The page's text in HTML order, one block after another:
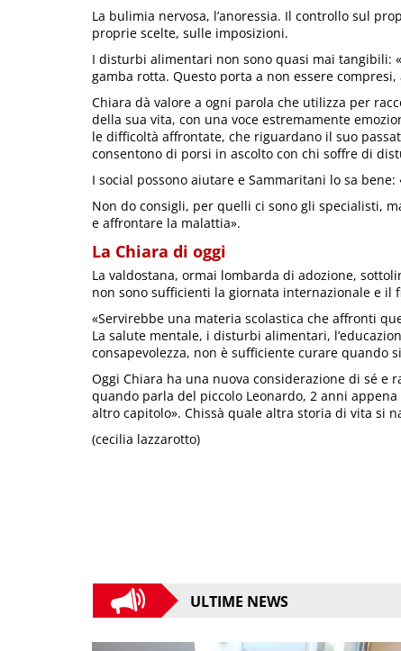
La bulimia nervosa, l’anoressia. Il controllo sul
proprie scelte, sulle imposizioni.
I disturbi alimentari non sono quasi mai tangibili:
gamba rotta. Questo porta a non essere
Chiara dà valore a ogni parola che utilizza per
della sua vita, con una voce estremamente
le difficoltà affrontate, che riguardano il suo
consentono di porsi in ascolto con chi soffre di
I social possono aiutare e Sammaritani lo sa
Non do consigli, per quelli ci sono gli specialisti,
e affrontare la malattia».
La Chiara di oggi
La valdostana, ormai lombarda di adozione,
non sono sufficienti la giornata internazionale e il
«Servirebbe una materia scolastica che affronti
La salute mentale, i disturbi alimentari,
consapevolezza, non è sufficiente curare quando
Oggi Chiara ha una nuova considerazione di sé e
quando parla del piccolo Leonardo, 2 anni
altro capitolo». Chissà quale altra storia di vita si
(cecilia lazzarotto)
ULTIME NEWS